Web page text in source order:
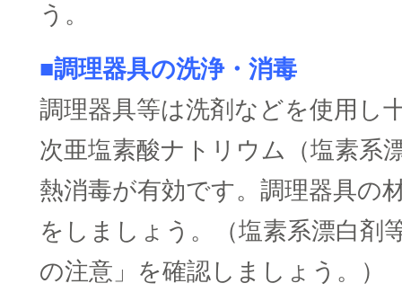
う。
■調理器具の洗浄・消毒
調理器具等は洗剤などを使用し
次亜塩素酸ナトリウム（塩素系
熱消毒が有効です。調理器具の
をしましょう。（塩素系漂白剤
の注意」を確認しましょう。）